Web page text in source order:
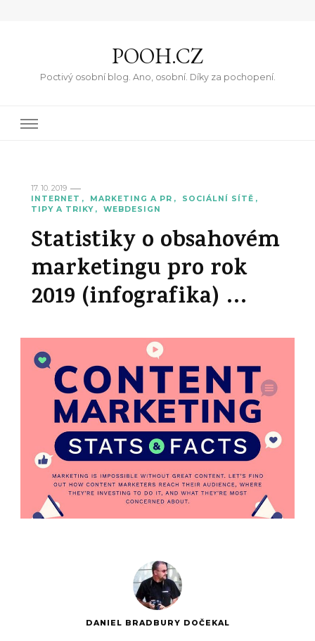
POOH.CZ
Poctivý osobní blog. Ano, osobní. Díky za pochopení.
17. 10. 2019
INTERNET
MARKETING A PR
SOCIÁLNÍ SÍTĚ
TIPY A TRIKY
WEBDESIGN
Statistiky o obsahovém
marketingu pro rok
2019 (infografika) …
DANIEL BRADBURY DOČEKAL